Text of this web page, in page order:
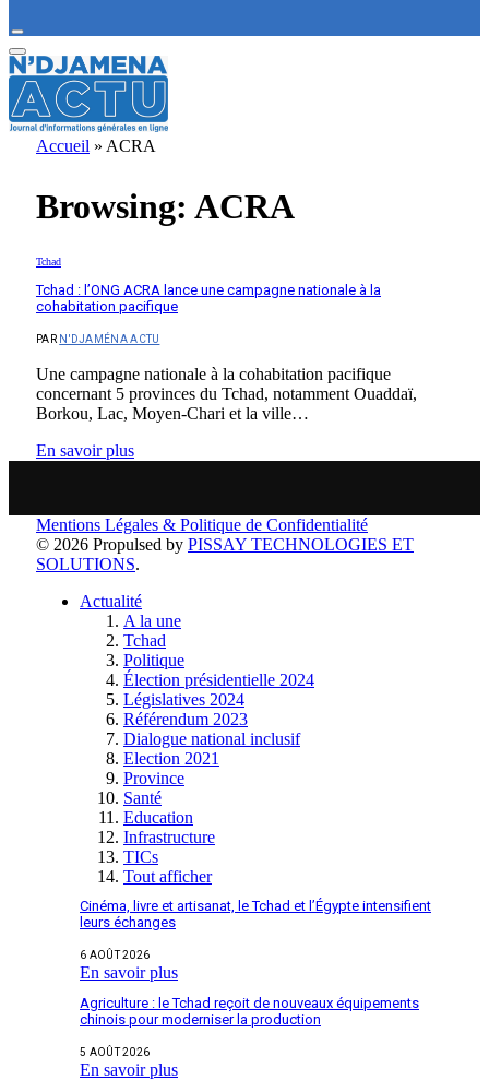
Accueil » ACRA
Browsing: ACRA
Tchad
Tchad : l’ONG ACRA lance une campagne nationale à la
cohabitation pacifique
PAR N'DJAMÉNA ACTU
Une campagne nationale à la cohabitation pacifique
concernant 5 provinces du Tchad, notamment Ouaddaï,
Borkou, Lac, Moyen-Chari et la ville…
En savoir plus
Mentions Légales & Politique de Confidentialité
© 2026 Propulsed by PISSAY TECHNOLOGIES ET
SOLUTIONS.
Actualité
A la une
Tchad
Politique
Élection présidentielle 2024
Législatives 2024
Référendum 2023
Dialogue national inclusif
Election 2021
Province
Santé
Education
Infrastructure
TICs
Tout afficher
Cinéma, livre et artisanat, le Tchad et l’Égypte intensifient
leurs échanges
6 AOÛT 2026
En savoir plus
Agriculture : le Tchad reçoit de nouveaux équipements
chinois pour moderniser la production
5 AOÛT 2026
En savoir plus